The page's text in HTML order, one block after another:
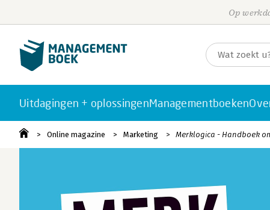
Op
Uitdagingen + oplossingenManagementboeken
Online magazine Marketing Merklogica - Handboek